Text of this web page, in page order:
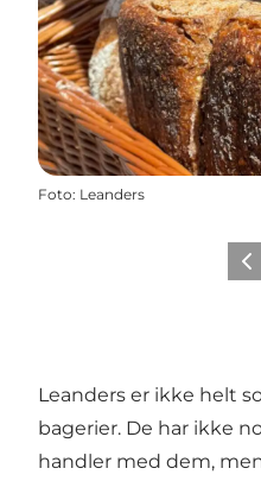
Foto: Leanders
Leanders er ikke helt
bagerier. De har ikke
handler med dem,